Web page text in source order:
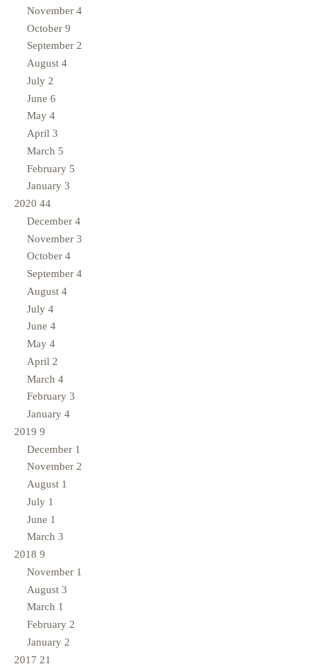
November 4
October 9
September 2
August 4
July 2
June 6
May 4
April 3
March 5
February 5
January 3
2020 44
December 4
November 3
October 4
September 4
August 4
July 4
June 4
May 4
April 2
March 4
February 3
January 4
2019 9
December 1
November 2
August 1
July 1
June 1
March 3
2018 9
November 1
August 3
March 1
February 2
January 2
2017 21